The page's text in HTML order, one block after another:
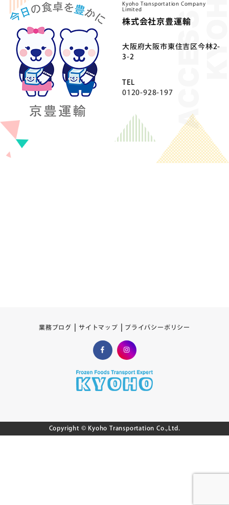
Kyoho Transportation Company
Limited
株式会社京豊運輸
⼤阪府⼤阪市東住吉区今林2-
3-2
TEL
0120-928-197
業務ブログ サイトマップ プライバシーポリシー
Copyright © Kyoho Transportation Co.,Ltd.